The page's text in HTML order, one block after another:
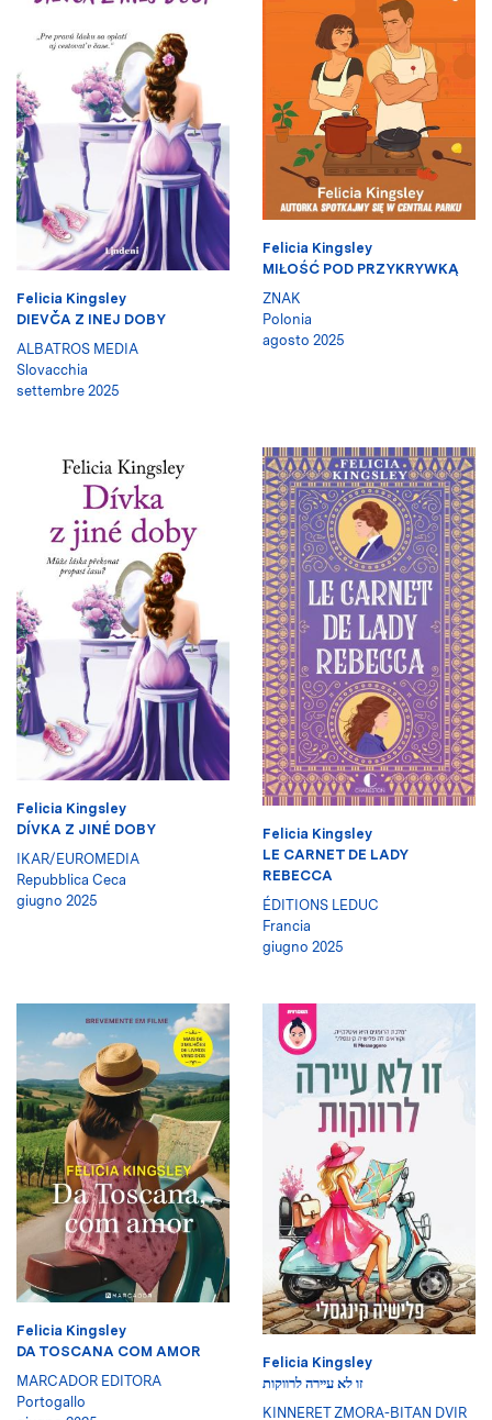
Felicia Kingsley
DIEVČA Z INEJ DOBY
ALBATROS MEDIA
Slovacchia
settembre 2025
Felicia Kingsley
MIŁOŚĆ POD PRZYKRYWKĄ
ZNAK
Polonia
agosto 2025
Felicia Kingsley
DÍVKA Z JINÉ DOBY
IKAR/EUROMEDIA
Repubblica Ceca
giugno 2025
Felicia Kingsley
LE CARNET DE LADY
REBECCA
ÉDITIONS LEDUC
Francia
giugno 2025
Felicia Kingsley
DA TOSCANA COM AMOR
MARCADOR EDITORA
Portogallo
Felicia Kingsley
זו לא עיירה לרווקות
KINNERET ZMORA-BITAN DVIR